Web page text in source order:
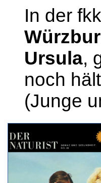
In der
Ursula,
noch
(Junge